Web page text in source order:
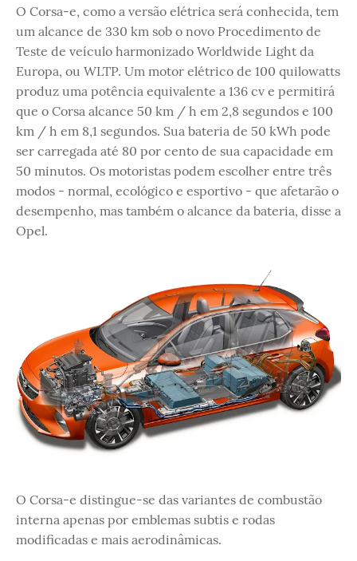
O Corsa-e, como a versão elétrica será conhecida, tem
um alcance de 330 km sob o novo Procedimento de
Teste de veículo harmonizado Worldwide Light da
Europa, ou WLTP. Um motor elétrico de 100 quilowatts
produz uma potência equivalente a 136 cv e permitirá
que o Corsa alcance 50 km / h em 2,8 segundos e 100
km / h em 8,1 segundos. Sua bateria de 50 kWh pode
ser carregada até 80 por cento de sua capacidade em
50 minutos. Os motoristas podem escolher entre três
modos - normal, ecológico e esportivo - que afetarão o
desempenho, mas também o alcance da bateria, disse a
Opel.
O Corsa-e distingue-se das variantes de combustão
interna apenas por emblemas subtis e rodas
modificadas e mais aerodinâmicas.